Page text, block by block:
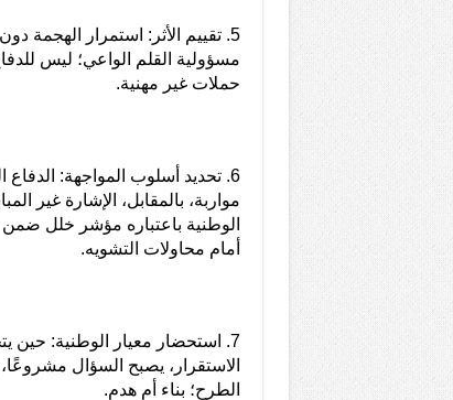
5. تقييم الأثر: استمرار الهجمة
مسؤولية القلم الواعي؛ ليس
حملات غير مهنية.
6. تحديد أسلوب المواجهة:
مواربة، بالمقابل، الإشارة غير
الوطنية باعتباره مؤشر خلل ضمن
أمام محاولات التشويه.
7. استحضار معيار الوطنية: حين
الاستقرار، يصبح السؤال
الطرح؛ بناء أم هدم.